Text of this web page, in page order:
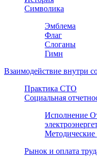
Символика
Эмблема
Флаг
Слоганы
Гимн
Взаимодействие внутри
Практика СТО
Социальная
Исполнение
Методические
Рынок и оплата